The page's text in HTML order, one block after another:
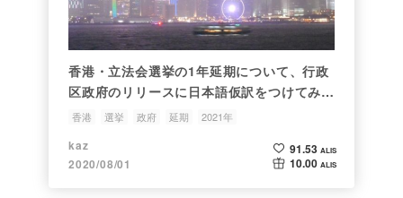
香港・立法会選挙の1年延期について、行政
区政府のリリースに日本語仮訳をつけてみま
した
香港 選挙 政府 延期 2021年
kaz
2020/08/01
91.53 ALIS
10.00 ALIS